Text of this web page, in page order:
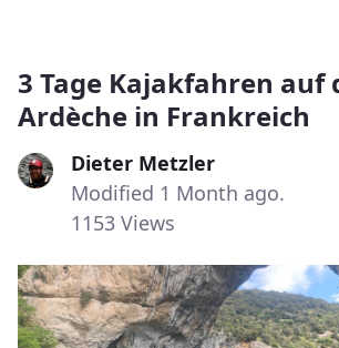
3 Tage Kajakfahren auf
Ardèche in Frankreich
Dieter Metzler
Modified 1 Month ago.
1153 Views